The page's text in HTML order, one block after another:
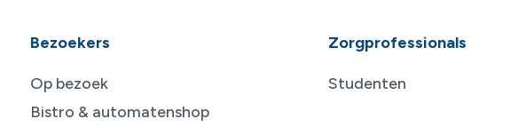
Bezoekers
Op bezoek
Bistro & automatenshop
Zorgprofessionals
Studenten